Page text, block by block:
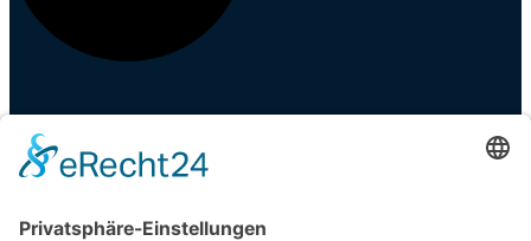
Veranstaltungen
Partner